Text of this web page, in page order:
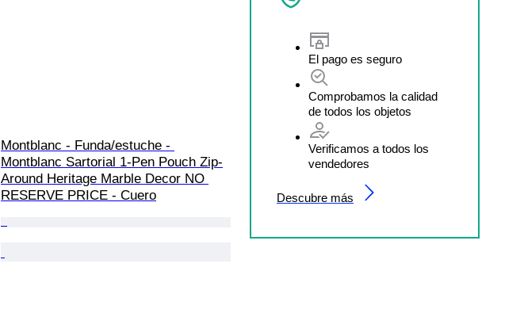
El pago es seguro
Comprobamos la calidad
de todos los objetos
Verificamos a todos los
vendedores
Descubre más
Montblanc - Funda/estuche -
Montblanc Sartorial 1-Pen Pouch Zip-
Around Heritage Marble Decor NO
RESERVE PRICE - Cuero